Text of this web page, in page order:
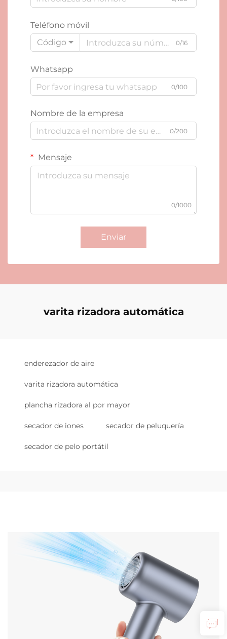
Teléfono móvil
Código
0/16
Whatsapp
0/100
Nombre de la empresa
0/200
Mensaje
0/1000
Enviar
varita rizadora automática
enderezador de aire
varita rizadora automática
plancha rizadora al por mayor
secador de iones secador de peluquería
secador de pelo portátil